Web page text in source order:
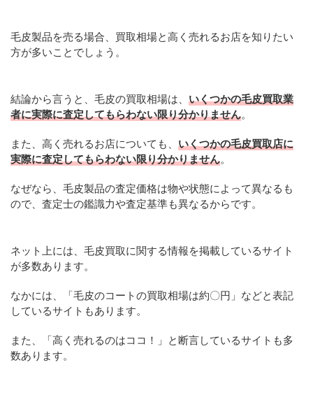
毛皮製品を売る場合、買取相場と高く売れるお店を知りたい
方が多いことでしょう。
結論から言うと、毛皮の買取相場は、 いくつかの毛皮買取業
者に実際に査定してもらわない限り分かりません。
また、高く売れるお店についても、 いくつかの毛皮買取店に
実際に査定してもらわない限り分かりません。
なぜなら、毛皮製品の査定価格は物や状態によって異なるも
ので、査定士の鑑識力や査定基準も異なるからです。
ネット上には、毛皮買取に関する情報を掲載しているサイト
が多数あります。
なかには、「毛皮のコートの買取相場は約〇円」などと表記
しているサイトもあります。
また、「高く売れるのはココ！」と断言しているサイトも多
数あります。